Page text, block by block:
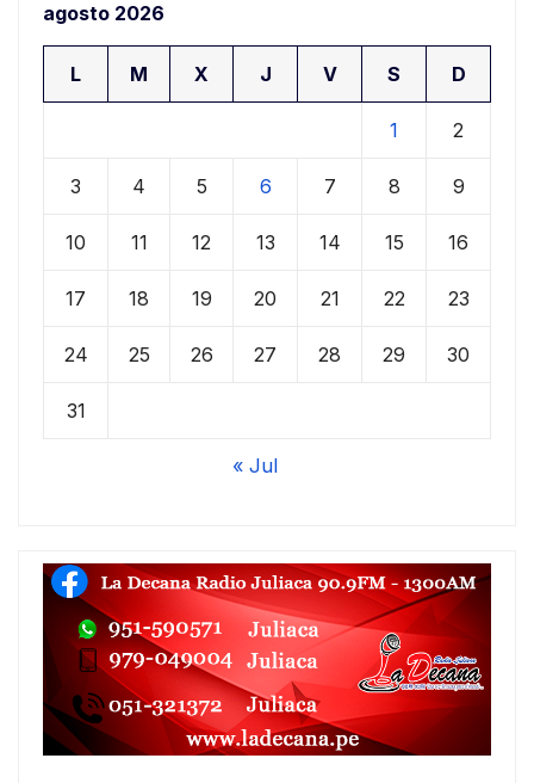
agosto 2026
L M X J V S D
1 2
3 4 5 6 7 8 9
10 11 12 13 14 15 16
17 18 19 20 21 22 23
24 25 26 27 28 29 30
31
« Jul